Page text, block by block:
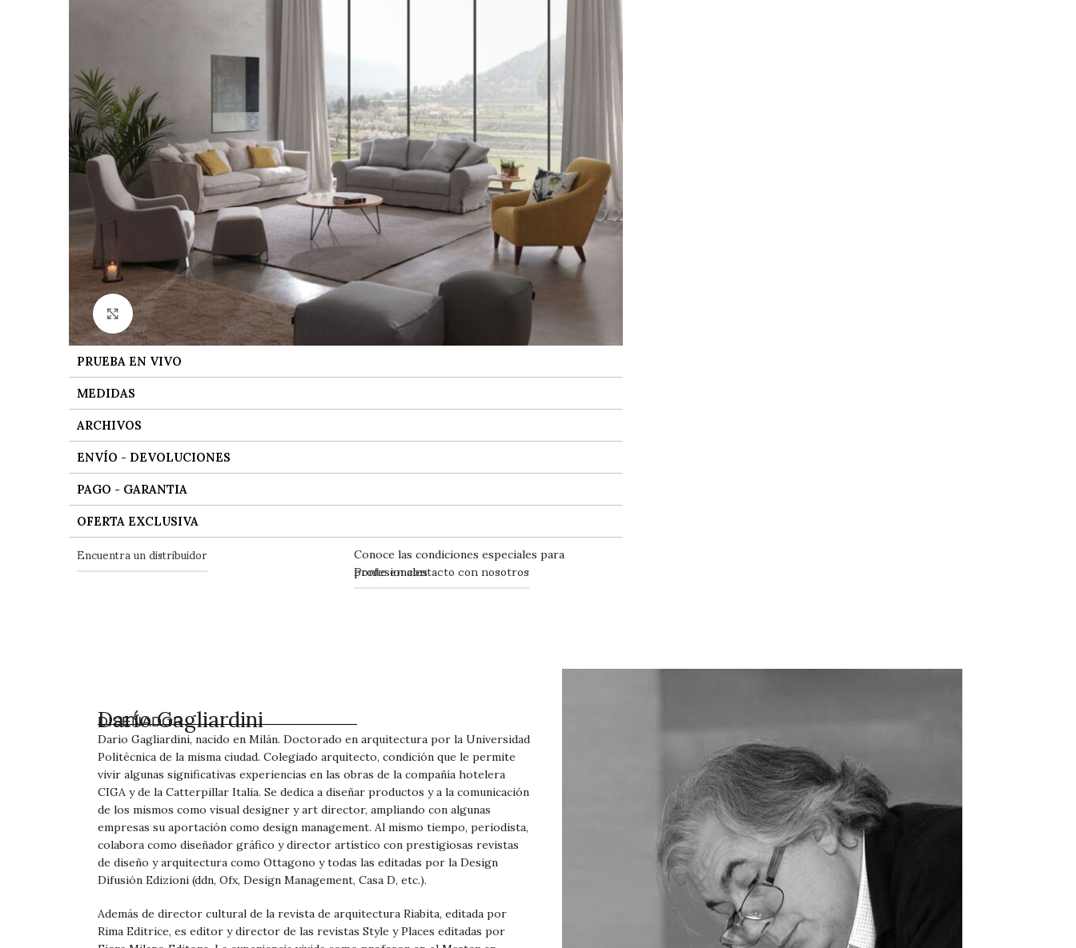
Ver tamaño grande
PRUEBA EN VIVO
MEDIDAS
ARCHIVOS
ENVÍO - DEVOLUCIONES
PAGO - GARANTIA
OFERTA EXCLUSIVA
Encuentra un distribuidor
Conoce las condiciones especiales para
profesionales
Ponte en contacto con nosotros
Darío Gagliardini
DISEÑADOR
Dario Gagliardini, nacido en Milán. Doctorado en arquitectura por la Universidad
Politécnica de la misma ciudad. Colegiado arquitecto, condición que le permite
vivir algunas significativas experiencias en las obras de la compañía hotelera
CIGA y de la Catterpillar Italia. Se dedica a diseñar productos y a la comunicación
de los mismos como visual designer y art director, ampliando con algunas
empresas su aportación como design management. Al mismo tiempo, periodista,
colabora como diseñador gráfico y director artístico con prestigiosas revistas
de diseño y arquitectura como Ottagono y todas las editadas por la Design
Difusión Edizioni (ddn, Ofx, Design Management, Casa D, etc.).
Además de director cultural de la revista de arquitectura Riabita, editada por
Rima Editrice, es editor y director de las revistas Style y Places editadas por